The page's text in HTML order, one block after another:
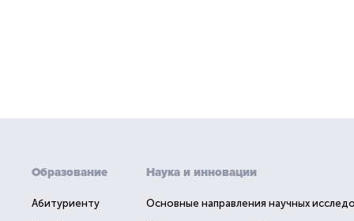
Образование
Абитуриенту
Наука и инновации
Основные направления научных